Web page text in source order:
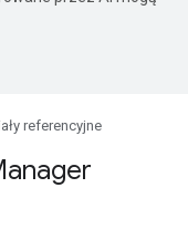
referencyjne